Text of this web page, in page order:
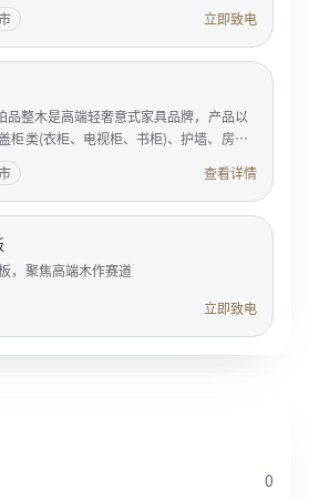
立即致电
品整木是高端轻奢意式家具品牌，产品以
柜类(衣柜、电视柜、书柜)、护墙、房
是典型的意大利风格的家居企业，是享
查看详情
，聚焦高端木作赛道
立即致电
0